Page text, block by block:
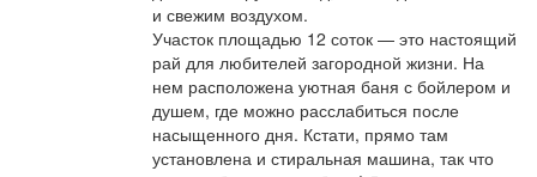
и свежим воздухом.
Участок площадью 12 соток — это настоящий
рай для любителей загородной жизни. На
нем расположена уютная баня с бойлером и
душем, где можно расслабиться после
насыщенного дня. Кстати, прямо там
установлена и стиральная машина, так что